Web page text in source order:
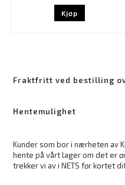
Kjøp
Fraktfritt ved bestilling
Hentemulighet
Kunder som bor i nærheten av
hente på vårt lager om det er
trekker vi av i NETS før kortet